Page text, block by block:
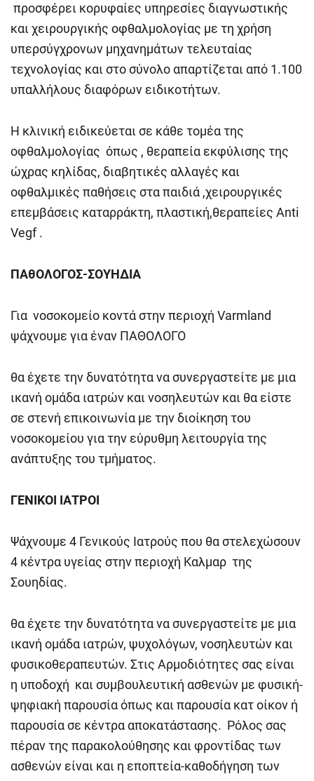
προσφέρει κορυφαίες υπηρεσίες διαγνωστικής
και χειρουργικής οφθαλμολογίας με τη χρήση
υπερσύγχρονων μηχανημάτων τελευταίας
τεχνολογίας και στο σύνολο απαρτίζεται από 1.100
υπαλλήλους διαφόρων ειδικοτήτων.
Η κλινική ειδικεύεται σε κάθε τομέα της
οφθαλμολογίας όπως , θεραπεία εκφύλισης της
ώχρας κηλίδας, διαβητικές αλλαγές και
οφθαλμικές παθήσεις στα παιδιά ,χειρουργικές
επεμβάσεις καταρράκτη, πλαστική,θεραπείες Anti
Vegf .
ΠΑθΟΛΟΓΟΣ-ΣΟΥΗΔΙΑ
Για νοσοκομείο κοντά στην περιοχή Varmland
ψάχνουμε για έναν ΠΑΘΟΛΟΓΟ
θα έχετε την δυνατότητα να συνεργαστείτε με μια
ικανή ομάδα ιατρών και νοσηλευτών και θα είστε
σε στενή επικοινωνία με την διοίκηση του
νοσοκομείου για την εύρυθμη λειτουργία της
ανάπτυξης του τμήματος.
ΓΕΝΙΚΟΙ ΙΑΤΡΟΙ
Ψάχνουμε 4 Γενικούς Ιατρούς που θα στελεχώσουν
4 κέντρα υγείας στην περιοχή Καλμαρ της
Σουηδίας.
θα έχετε την δυνατότητα να συνεργαστείτε με μια
ικανή ομάδα ιατρών, ψυχολόγων, νοσηλευτών και
φυσικοθεραπευτών. Στις Αρμοδιότητες σας είναι
η υποδοχή και συμβουλευτική ασθενών με φυσική-
ψηφιακή παρουσία όπως και παρουσία κατ οίκον ή
παρουσία σε κέντρα αποκατάστασης. Ρόλος σας
πέραν της παρακολούθησης και φροντίδας των
ασθενών είναι και η εποπτεία-καθοδήγηση των